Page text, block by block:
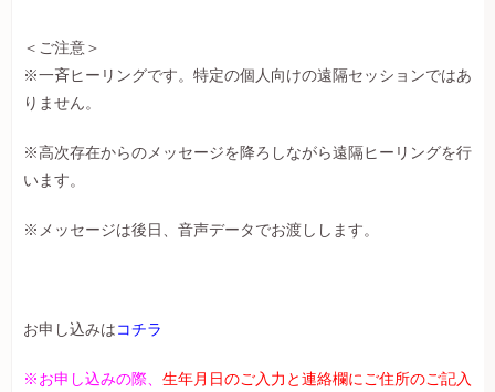
＜ご注意＞
※一斉ヒーリングです。特定の個人向けの遠隔セッションではあ
りません。
※高次存在からのメッセージを降ろしながら遠隔ヒーリングを行
います。
※メッセージは後日、音声データでお渡しします。
お申し込みはコチラ
※お申し込みの際、 生年月日のご入力と連絡欄に ご住所のご記入